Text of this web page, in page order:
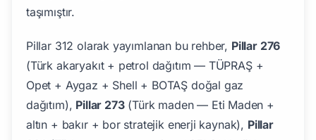
taşımıştır.
Pillar 312 olarak yayımlanan bu rehber, Pillar 276
(Türk akaryakıt + petrol dağıtım — TÜPRAŞ +
Opet + Aygaz + Shell + BOTAŞ doğal gaz
dağıtım), Pillar 273(Türk maden — Eti Maden +
altın + bakır + bor stratejik enerji kaynak), Pillar